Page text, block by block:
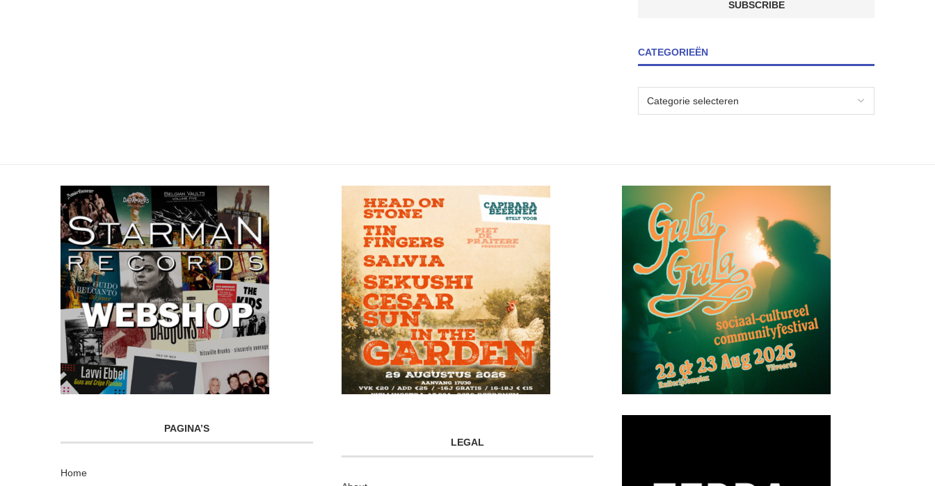
CATEGORIEËN
PAGINA’S
Home
LEGAL